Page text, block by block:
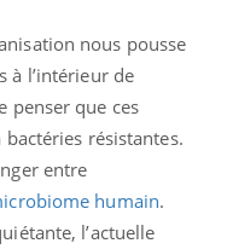
nous pousse
à l’intérieur de
penser que ces
résistantes.
entre
humain.
l’actuelle